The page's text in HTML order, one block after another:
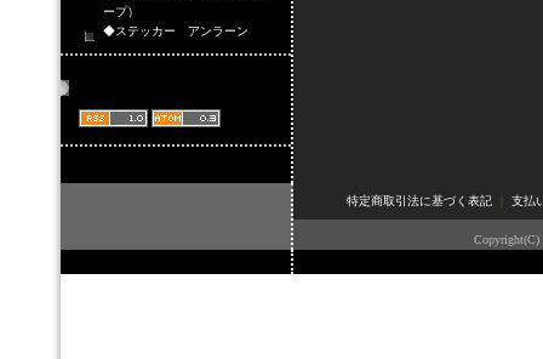
ープ）
◆ステッカー アンラーン
特定商取引法に基づく表記｜ 支払
Copyright(C)